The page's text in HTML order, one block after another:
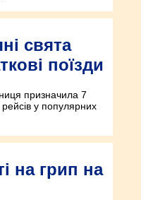
свята
поїзди
призначила 7
рейсів у популярних
на грип на